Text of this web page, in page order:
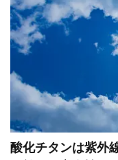
酸化チタンは紫外